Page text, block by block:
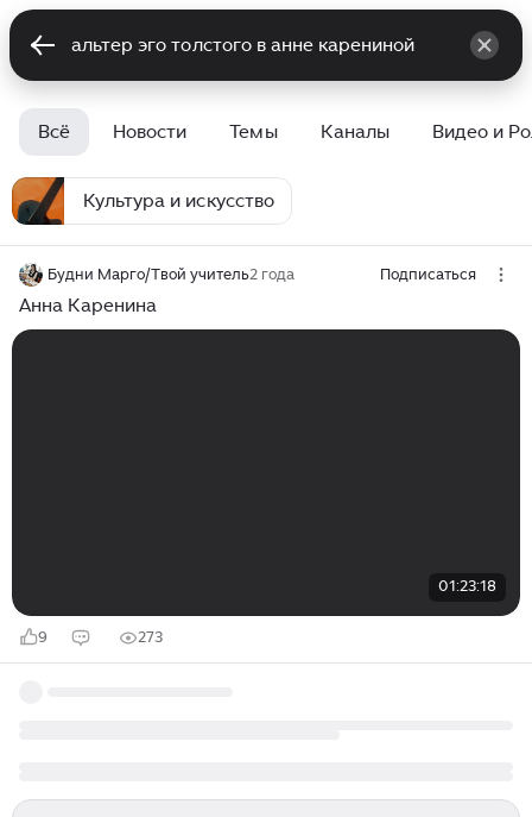
Всё Новости Темы Каналы Видео и
Культура и искусство
Будни Марго/Твой учитель2 года Подписаться
Анна Каренина
01:23:18
9 273